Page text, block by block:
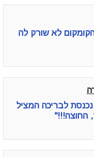
לא שורק לה
לבריכה המציל
החוצה!!!"